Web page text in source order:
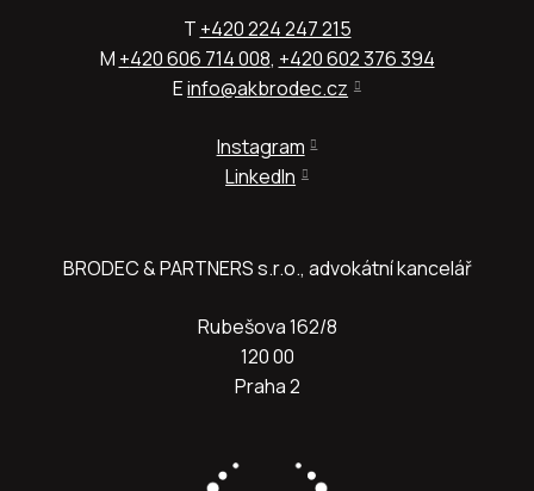
T +420 224 247 215
M +420 606 714 008, +420 602 376 394
Einfo@akbrodec.cz
Instagram
LinkedIn
BRODEC & PARTNERS s.r.o., advokátní kancelář
Rubešova 162/8
120 00
Praha 2